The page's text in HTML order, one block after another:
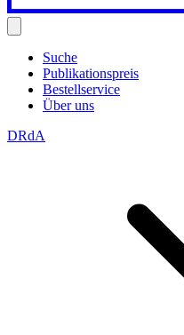
Suche
Publikationspreis
Bestellservice
Über uns
DRdA